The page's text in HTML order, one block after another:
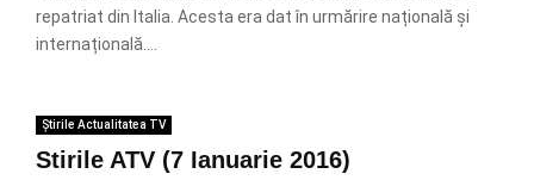
repatriat din Italia. Acesta era dat în urmărire națională și
internațională....
Știrile Actualitatea TV
Stirile ATV (7 Ianuarie 2016)